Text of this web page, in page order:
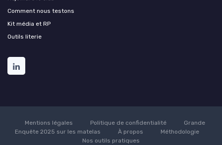
Comment nous testons
Kit média et RP
Outils literie
Mentions légales Politique de confidentialité
Grande
Enquête 2025 sur les matelas
À propos
Méthodologie
Nos outils pratiques